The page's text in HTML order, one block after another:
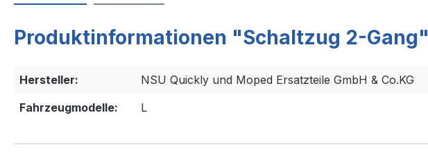
Produktinformationen "Schaltzug 2-Gang"
Hersteller:
NSU Quickly und Moped Ersatzteile GmbH & Co.KG
Fahrzeugmodelle:
L